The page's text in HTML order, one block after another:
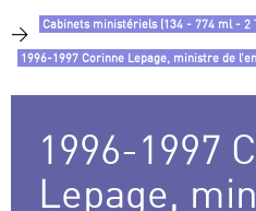
> Cabinets ministériels (134 - 774 ml - 2
1996-1997 Corinne Lepage, ministre de
1996-1997
Lepage,